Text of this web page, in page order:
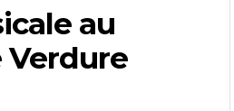
au
Verdure